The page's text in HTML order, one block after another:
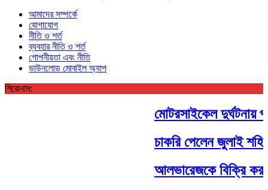
আমাদের সম্পর্কে
যোগাযোগ
নীতি ও শর্ত
ব্যবহার নীতি ও শর্ত
গোপনীয়তা এবং নীতি
ডাউনলোড মোবাইল অ্যাপ
শিরোনাম:
মোটরসাইকেল দুর্ঘটনায়
চাকরি পেলেন জুলাই
আলভারেজকে বিক্রি